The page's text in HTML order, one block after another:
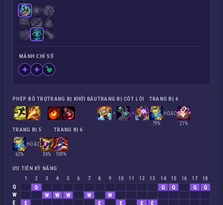
MẢNH CHỈ SỐ
PHÉP BỔ TRỢTRANG BỊ KHỞI ĐẦUTRANG BỊ CỐT LÕI TRANG BỊ 4
79%
HOẶC
21%
TRANG BỊ 5
62%
HOẶC
38%
TRANG BỊ 6
100%
ƯU TIÊN KỸ NĂNG
1
2 3 4 5 6 7 8 9 10 11 12 13 14 15 16 17
18
Q
Q Q Q Q
Q
W
W W W W
W
E
E E E E
E